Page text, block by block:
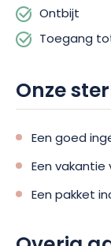
binnenzwembad,
een bubbelbad
een superior
Kom nieuwe
Hôtel Lac
Ontbijt
Toegang
Onze
Een goed
Een
Een pakket